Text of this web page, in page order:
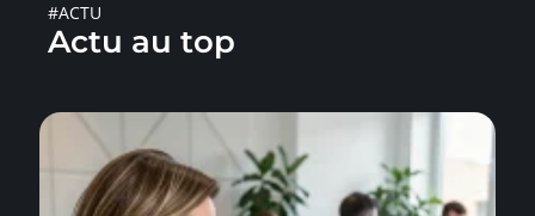
#ACTU
Actu au top